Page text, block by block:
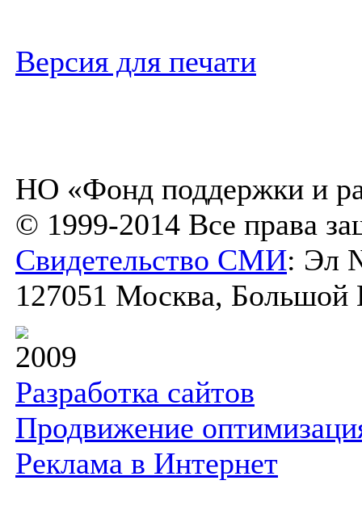
Версия для печати
НО «Фонд поддержки и
© 1999-2014 Все права
Свидетельство СМИ: Эл
127051 Москва, Большой
2009
Разработка сайтов
Продвижение
Реклама в Интернет